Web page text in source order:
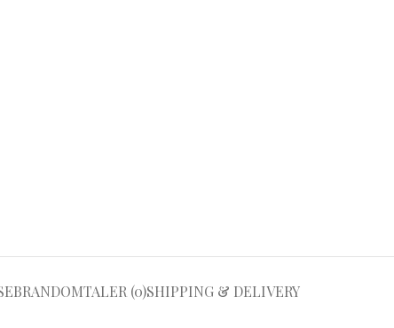
BRANDOMTALER (0)SHIPPING & DELIVERY